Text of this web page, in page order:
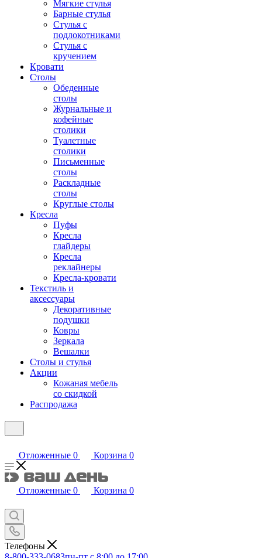
Мягкие стулья
Барные стулья
Стулья с
подлокотниками
Стулья с
кручением
Кровати
Столы
Обеденные
столы
Журнальные и
кофейные
столики
Туалетные
столики
Письменные
столы
Раскладные
столы
Круглые столы
Кресла
Пуфы
Кресла
глайдеры
Кресла
реклайнеры
Кресла-кровати
Текстиль и
аксессуары
Декоративные
подушки
Ковры
Зеркала
Вешалки
Столы и стулья
Акции
Кожаная мебель
со скидкой
Распродажа
Отложенные 0 Корзина 0
Отложенные 0 Корзина 0
Телефоны